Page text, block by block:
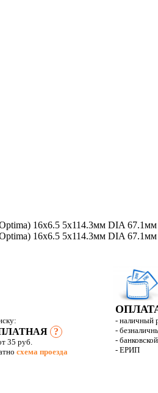
?
35 руб.
схема проезда
- наличный
-
-
- ЕРИП